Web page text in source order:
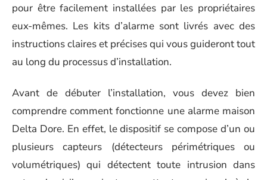
pour être facilement installées par les propriétaires
eux-mêmes. Les kits d’alarme sont livrés avec des
instructions claires et précises qui vous guideront tout
au long du processus d’installation.
Avant de débuter l’installation, vous devez bien
comprendre comment fonctionne une alarme maison
Delta Dore. En effet, le dispositif se compose d’un ou
plusieurs capteurs (détecteurs périmétriques ou
volumétriques) qui détectent toute intrusion dans